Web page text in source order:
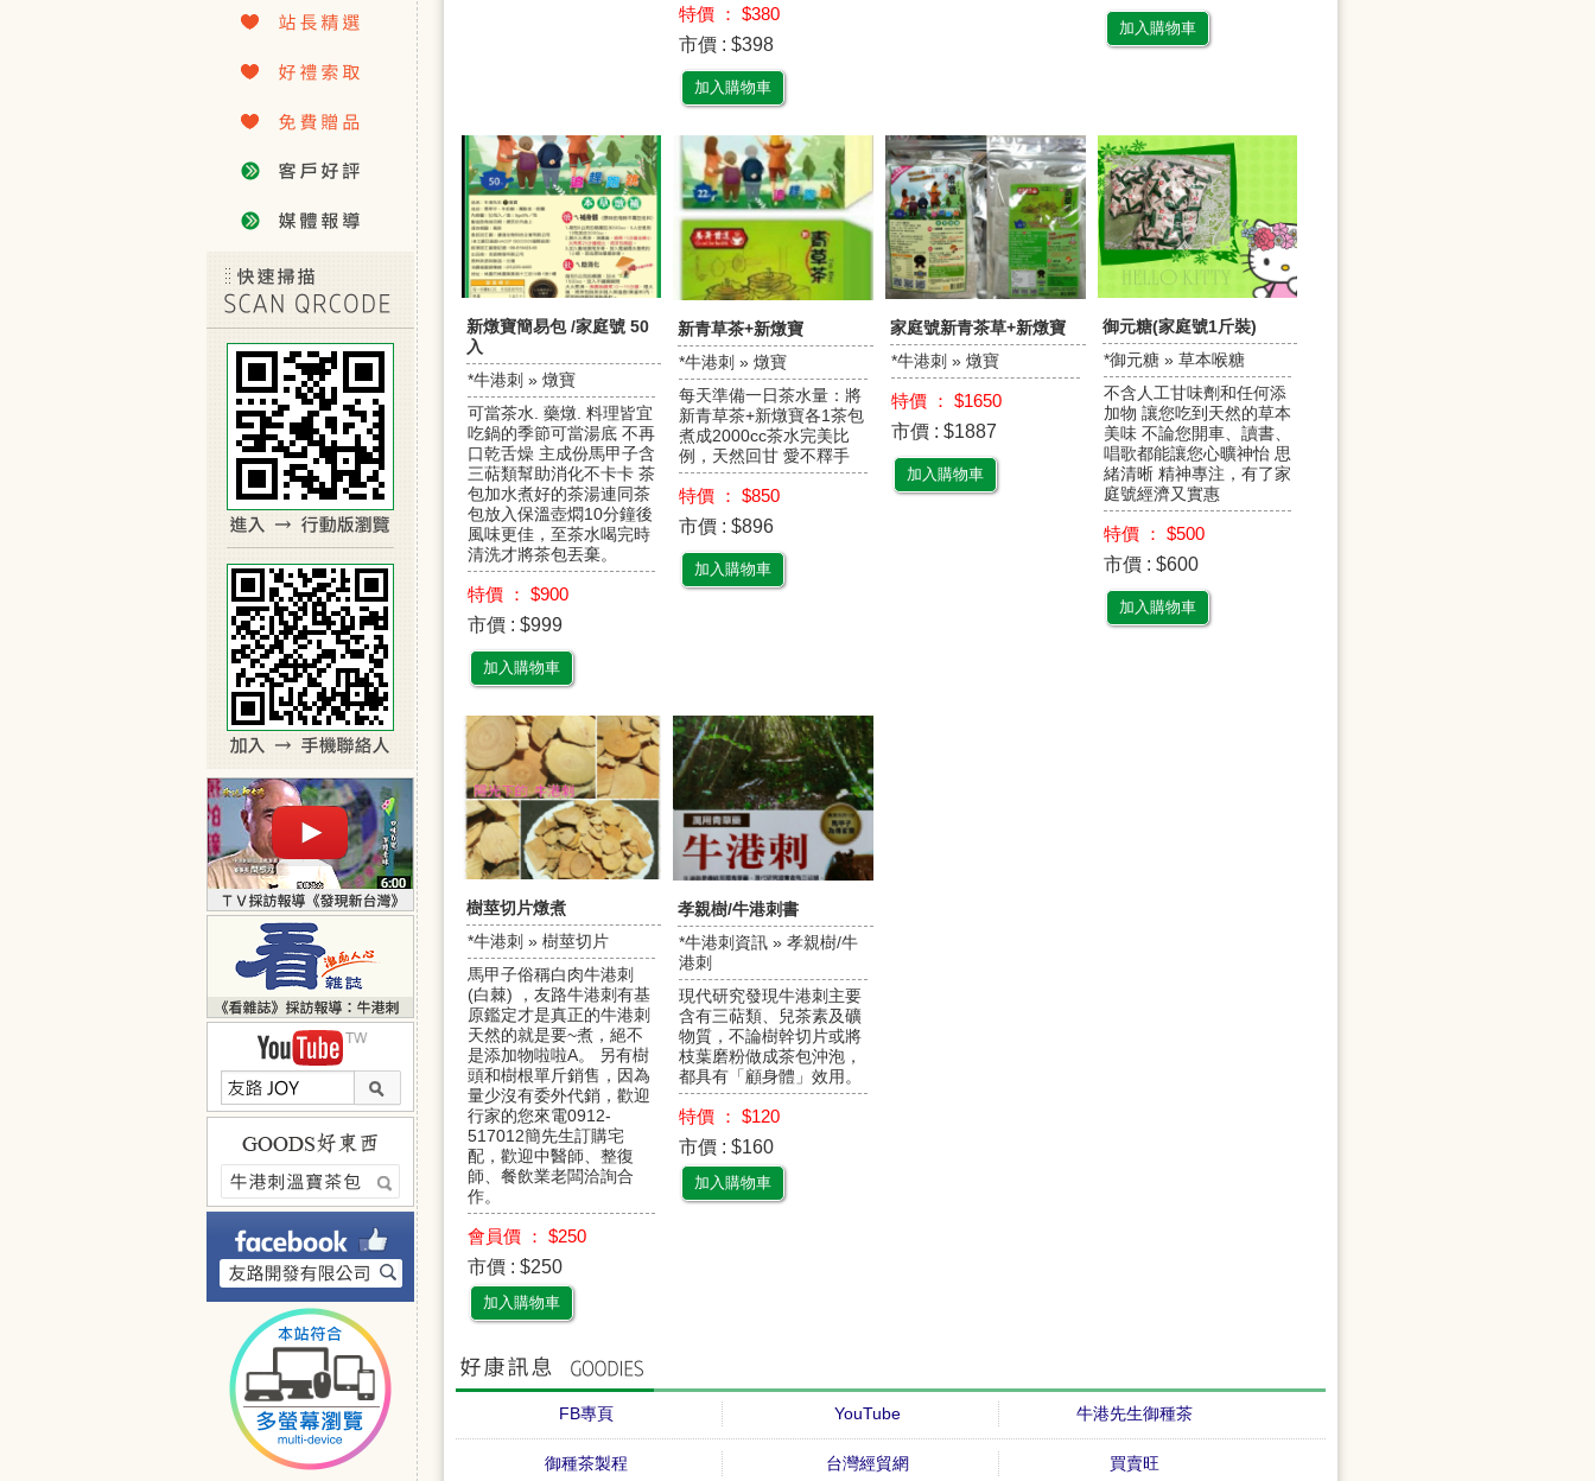
特價 ： $380
市價 : $398
加入購物車
加入購物車
新燉寶簡易包 /家庭號 50
入
*牛港刺 » 燉寶
可當茶水. 藥燉. 料理皆宜
吃鍋的季節可當湯底 不再
口乾舌燥 主成份馬甲子含
三萜類幫助消化不卡卡 茶
包加水煮好的茶湯連同茶
包放入保溫壺燜10分鐘後
風味更佳，至茶水喝完時
清洗才將茶包丟棄。
特價 ： $900
市價 : $999
加入購物車
新青草茶+新燉寶
*牛港刺 » 燉寶
每天準備一日茶水量：將
新青草茶+新燉寶各1茶包
煮成2000cc茶水完美比
例，天然回甘 愛不釋手
特價 ： $850
市價 : $896
加入購物車
家庭號新青茶草+新燉寶
*牛港刺 » 燉寶
特價 ： $1650
市價 : $1887
加入購物車
御元糖(家庭號1斤裝)
*御元糖 » 草本喉糖
不含人工甘味劑和任何添
加物 讓您吃到天然的草本
美味 不論您開車、讀書、
唱歌都能讓您心曠神怡 思
緒清晰 精神專注，有了家
庭號經濟又實惠
特價 ： $500
市價 : $600
加入購物車
樹莖切片燉煮
*牛港刺 » 樹莖切片
馬甲子俗稱白肉牛港刺
(白棘) ，友路牛港刺有基
原鑑定才是真正的牛港刺
天然的就是要~煮，絕不
是添加物啦啦A。 另有樹
頭和樹根單斤銷售，因為
量少沒有委外代銷，歡迎
行家的您來電0912-
517012簡先生訂購宅
配，歡迎中醫師、整復
師、餐飲業老闆洽詢合
作。
會員價 ： $250
市價 : $250
加入購物車
孝親樹/牛港刺書
*牛港刺資訊 » 孝親樹/牛
港刺
現代研究發現牛港刺主要
含有三萜類、兒茶素及礦
物質，不論樹幹切片或將
枝葉磨粉做成茶包沖泡，
都具有「顧身體」效用。
特價 ： $120
市價 : $160
加入購物車
FB專頁 YouTube 牛港先生御種茶
御種茶製程 台灣經貿網 買賣旺